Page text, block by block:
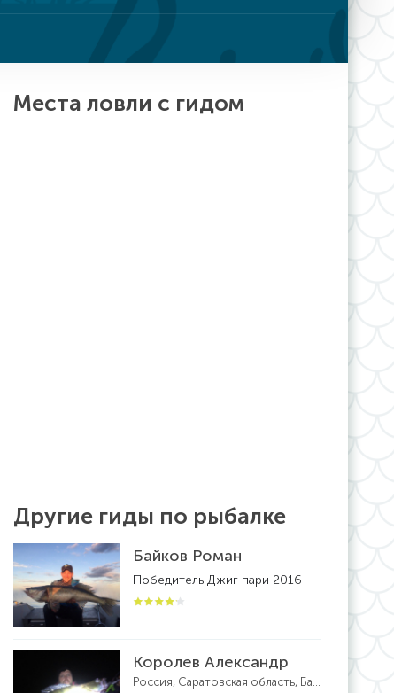
Места ловли с гидом
Другие гиды по рыбалке
Байков Роман
Победитель Джиг пари 2016
Королев Александр
Россия, Саратовская область, Балаково